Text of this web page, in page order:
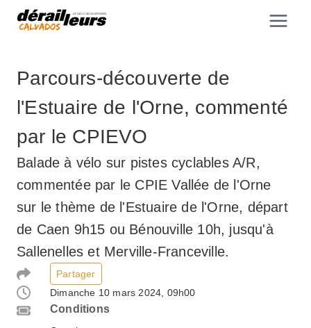
Aller
Parcours-découverte de
l'Estuaire de l'Orne, commenté
par le CPIEVO
Balade à vélo sur pistes cyclables A/R,
commentée par le CPIE Vallée de l'Orne
sur le thème de l'Estuaire de l'Orne, départ
de Caen 9h15 ou Bénouville 10h, jusqu'à
Sallenelles et Merville-Franceville.
Partager
Dimanche 10 mars 2024, 09h00
Conditions